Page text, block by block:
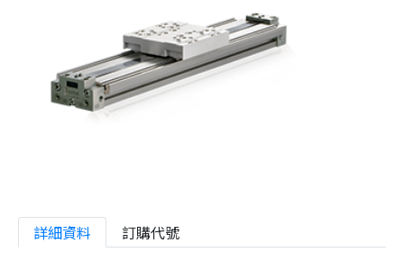
詳細資料 訂購代號